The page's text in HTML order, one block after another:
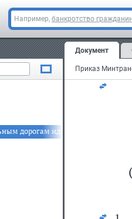
Например, банкротство
дорогам идентификационных
Документ